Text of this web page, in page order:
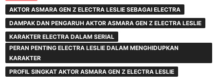
AKTOR ASMARA GEN Z ELECTRA LESLIE SEBAGAI ELECTRA
DAMPAK DAN PENGARUH AKTOR ASMARA GEN Z ELECTRA LESLIE
KARAKTER ELECTRA DALAM SERIAL
PERAN PENTING ELECTRA LESLIE DALAM MENGHIDUPKAN
KARAKTER
PROFIL SINGKAT AKTOR ASMARA GEN Z ELECTRA LESLIE